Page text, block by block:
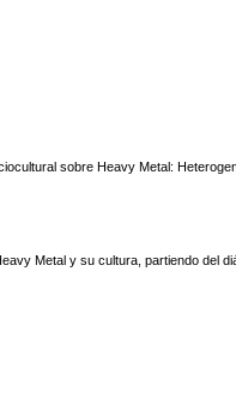
sobre Heavy Metal:
Metal y su cultura, partiendo del